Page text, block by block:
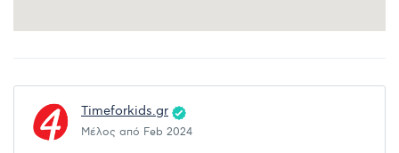
Timeforkids.gr
Μέλος από Feb 2024